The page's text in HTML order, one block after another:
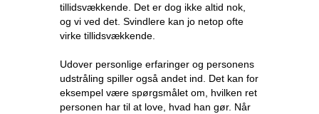
tillidsvækkende. Det er dog ikke altid nok,
og vi ved det. Svindlere kan jo netop ofte
virke tillidsvækkende.
Udover personlige erfaringer og personens
udstråling spiller også andet ind. Det kan for
eksempel være spørgsmålet om, hvilken ret
personen har til at love, hvad han gør. Når